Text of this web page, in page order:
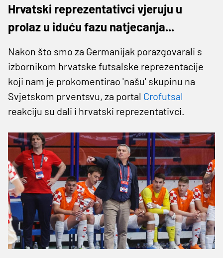
Hrvatski reprezentativci vjeruju u
prolaz u iduću fazu natjecanja...
Nakon što smo za Germanijak porazgovarali s
izbornikom hrvatske futsalske reprezentacije
koji nam je prokomentirao 'našu' skupinu na
Svjetskom prventsvu, za portal Crofutsal
reakciju su dali i hrvatski reprezentativci.